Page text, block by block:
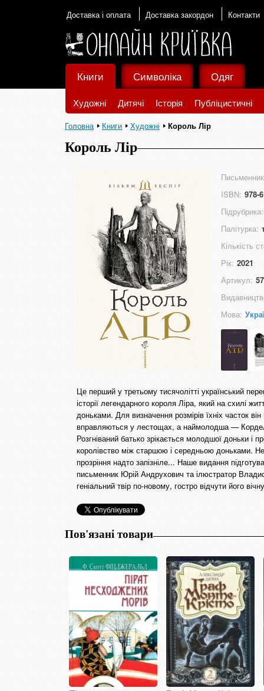
Доставка і оплата Доставка закордон Контакти
Книги
Художні Дитячі Історія Публіцистичні
Символіка Одяг
Головна Книги Художні Король Лір
Король Лір
ISBN: 978-
Підрубрика:
Палітурка:
Кількість
Рік: 2021
Артикул:
Мова:
Це перший у третьому тисячолітті український
історії легендарного короля Ліра, який на схилі
доньками. Для визначення розмірів їхніх часток
вправляються у лестощах, а наймолодша —
Розгніваний батько зрікається молодшої доньки
королівство між старшою і середньою доньками.
прозріння надто запізніле... Наше видання
письменник Юрій Андрухович та ілюстратор
геніальний твір по-новому, гостро відчути його
Пов'язані товари